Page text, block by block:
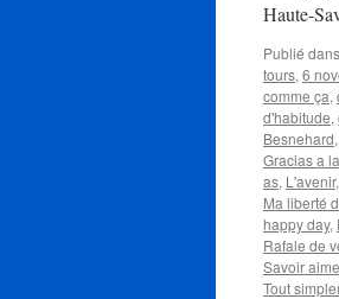
Haute-
Publié dans
tours, 6
comme ça,
d'habitude,
Besnehard,
Gracias a
as, L'avenir,
Ma liberté
happy day,
Rafale de
Savoir
Tout